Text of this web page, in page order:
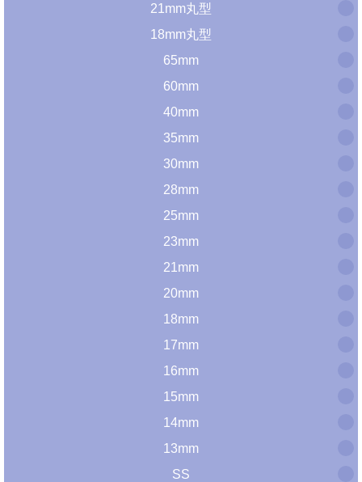
21mm丸型
18mm丸型
65mm
60mm
40mm
35mm
30mm
28mm
25mm
23mm
21mm
20mm
18mm
17mm
16mm
15mm
14mm
13mm
SS